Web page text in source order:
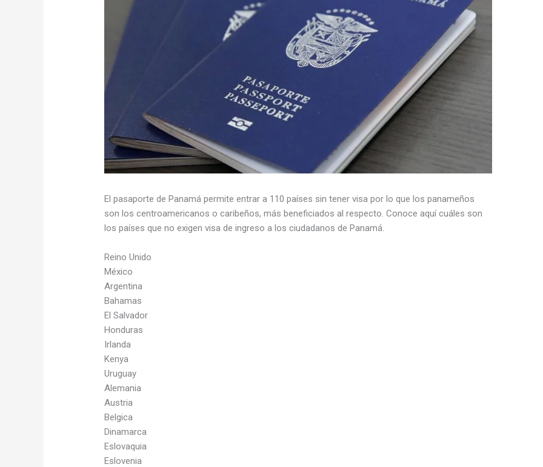
El pasaporte de Panamá permite entrar a 110 países sin tener visa por lo que los panameños
son los centroamericanos o caribeños, más beneficiados al respecto. Conoce aquí cuáles son
los países que no exigen visa de ingreso a los ciudadanos de Panamá.
Reino Unido
México
Argentina
Bahamas
El Salvador
Honduras
Irlanda
Kenya
Uruguay
Alemania
Austria
Belgica
Dinamarca
Eslovaquia
Eslovenia